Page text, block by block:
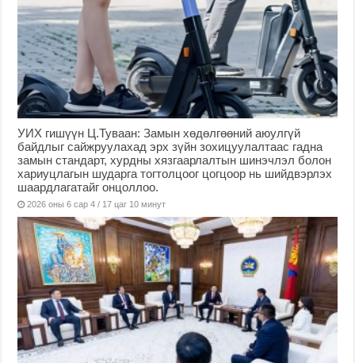
УИХ гишүүн Ц.Туваан: Замын хөдөлгөөний аюулгүй
байдлыг сайжруулахад эрх зүйн зохицуулалтаас гадна
замын стандарт, хурдны хязгаарлалтын шинэчлэл болон
хариуцлагын шударга тогтолцоог цогцоор нь шийдвэрлэх
шаардлагатайг онцоллоо.
2026 оны 6 сар 4 / 17 цаг 10 минут